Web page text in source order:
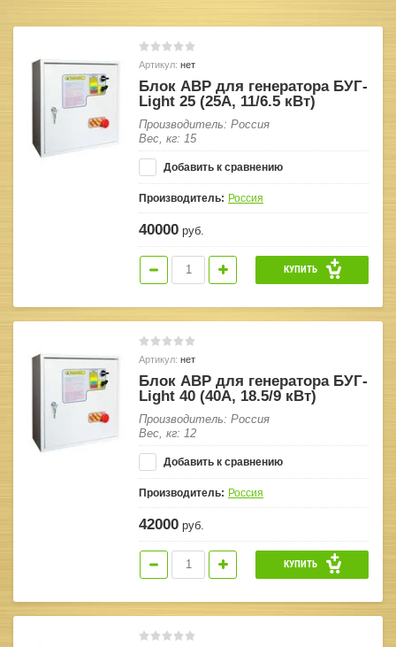
Артикул: нет
Блок АВР для генератора БУГ-
Light 25 (25A, 11/6.5 кВт)
Производитель: Россия
Вес, кг: 15
Добавить к сравнению
Производитель: Россия
40000 руб.
КУПИТЬ
Артикул: нет
Блок АВР для генератора БУГ-
Light 40 (40A, 18.5/9 кВт)
Производитель: Россия
Вес, кг: 12
Добавить к сравнению
Производитель: Россия
42000 руб.
КУПИТЬ